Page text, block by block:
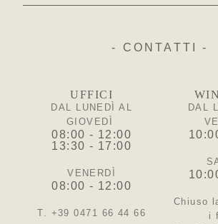
UFFICI
DAL LUNEDÌ AL
GIOVEDÌ
08:00 - 12:00
13:30 - 17:00
VENERDÌ
08:00 - 12:00
T. +39 0471 66 44 66
- CONTATTI -
DAL
Chiuso
i